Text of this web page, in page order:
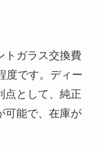
トガラス交換費
度です。ディー
点として、純正
可能で、在庫が